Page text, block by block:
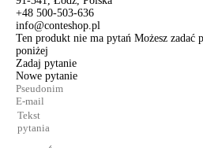
+48 500-503-636
info@conteshop.pl
Ten produkt nie ma pytań Możesz zadać
poniżej
Zadaj pytanie
Nowe pytanie